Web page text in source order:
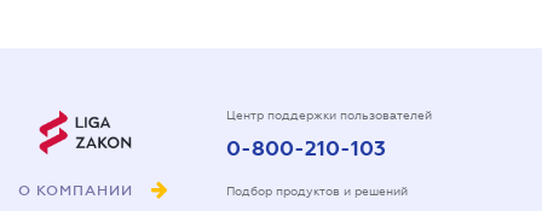
О КОМПАНИИ
Центр поддержки пользователей
0-800-210-103
Подбор продуктов и решений